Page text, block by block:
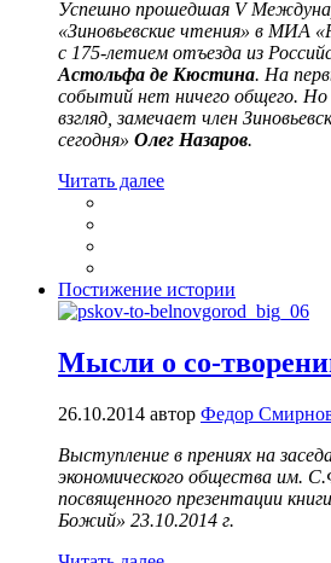
Успешно прошедшая V
«Зиновьевские чтения» в МИА
с 175-летием отъезда из
Астольфа де Кюстина. На
событий нет ничего общего.
взгляд, замечает член
сегодня» Олег Назаров.
Читать далее
Постижение истории
Мысли о со-
26.10.2014 автор Федор
Выступление в прениях на
экономического общества им.
посвященного презентации
Божий» 23.10.2014 г.